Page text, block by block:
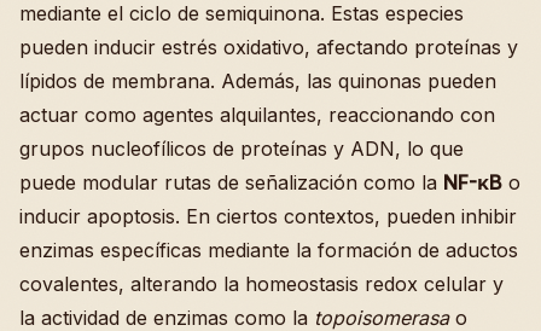
mediante el ciclo de semiquinona. Estas especies
pueden inducir estrés oxidativo, afectando proteínas y
lípidos de membrana. Además, las quinonas pueden
actuar como agentes alquilantes, reaccionando con
grupos nucleofílicos de proteínas y ADN, lo que
puede modular rutas de señalización como la NF-κB o
inducir apoptosis. En ciertos contextos, pueden inhibir
enzimas específicas mediante la formación de aductos
covalentes, alterando la homeostasis redox celular y
la actividad de enzimas como la topoisomerasao